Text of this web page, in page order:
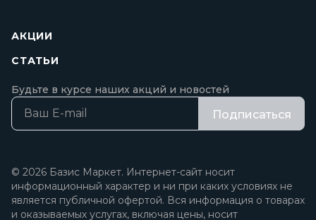
АКЦИИ
СТАТЬИ
Будьте в курсе наших акций и новостей
Подписаться
© 2026 Базис Маркет. Интернет-сайт носит
информационный характер и ни при каких условиях не
является публичной офертой. Вся информация о товарах
и оказываемых услугах, включая цены, носит